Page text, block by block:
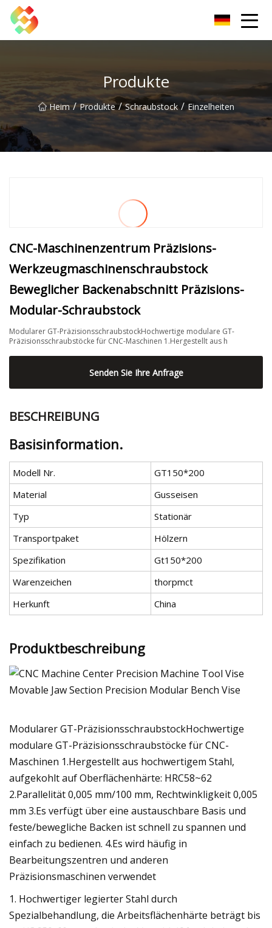
Produkte
Heim / Produkte / Schraubstock / Einzelheiten
CNC-Maschinenzentrum Präzisions-
Werkzeugmaschinenschraubstock
Beweglicher Backenabschnitt Präzisions-
Modular-Schraubstock
Modularer GT-PräzisionsschraubstockHochwertige modulare GT-
Präzisionsschraubstöcke für CNC-Maschinen 1.Hergestellt aus h
Senden Sie Ihre Anfrage
BESCHREIBUNG
Basisinformation.
Modell Nr.
GT150*200
Material
Gusseisen
Typ
Stationär
Transportpaket
Hölzern
Spezifikation
Gt150*200
Warenzeichen
thorpmct
Herkunft
China
Produktbeschreibung
Modularer GT-PräzisionsschraubstockHochwertige
modulare GT-Präzisionsschraubstöcke für CNC-
Maschinen 1.Hergestellt aus hochwertigem Stahl,
aufgekohlt auf Oberflächenhärte: HRC58~62
2.Parallelität 0,005 mm/100 mm, Rechtwinkligkeit 0,005
mm 3.Es verfügt über eine austauschbare Basis und
feste/bewegliche Backen ist schnell zu spannen und
einfach zu bedienen. 4.Es wird häufig in
Bearbeitungszentren und anderen
Präzisionsmaschinen verwendet
1. Hochwertiger legierter Stahl durch
Spezialbehandlung, die Arbeitsflächenhärte beträgt bis